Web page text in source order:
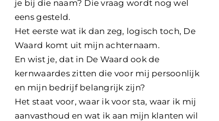
je bij die naam? Die vraag wordt nog wel
eens gesteld.
Het eerste wat ik dan zeg, logisch toch, De
Waard komt uit mijn achternaam.
En wist je, dat in De Waard ook de
kernwaardes zitten die voor mij persoonlijk
en mijn bedrijf belangrijk zijn?
Het staat voor, waar ik voor sta, waar ik mij
aanvasthoud en wat ik aan mijn klanten wil